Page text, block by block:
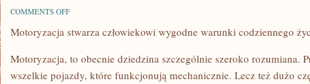
COMMENTS OFFON
WARTO
FIRMĘ?
Motoryzacja stwarza człowiekowi wygodne warunki codziennego
Motoryzacja, to obecnie dziedzina szczególnie szeroko rozumiana.
wszelkie pojazdy, które funkcjonują mechanicznie. Lecz też dużo